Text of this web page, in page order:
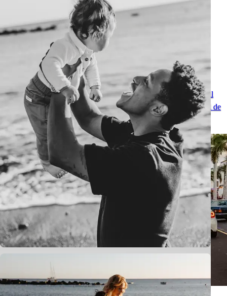
Fotógrafa de parejas en Tenerife: sesión romántica junto al océano
Fotógrafa de parejas en Tenerife para una sesión romántica junto al
océano: fotos naturales, paisajes volcánicos y un recuerdo especial de
las Islas Canarias.